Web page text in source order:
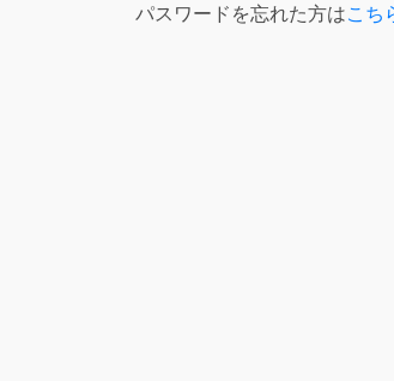
パスワードを忘れた方はこち